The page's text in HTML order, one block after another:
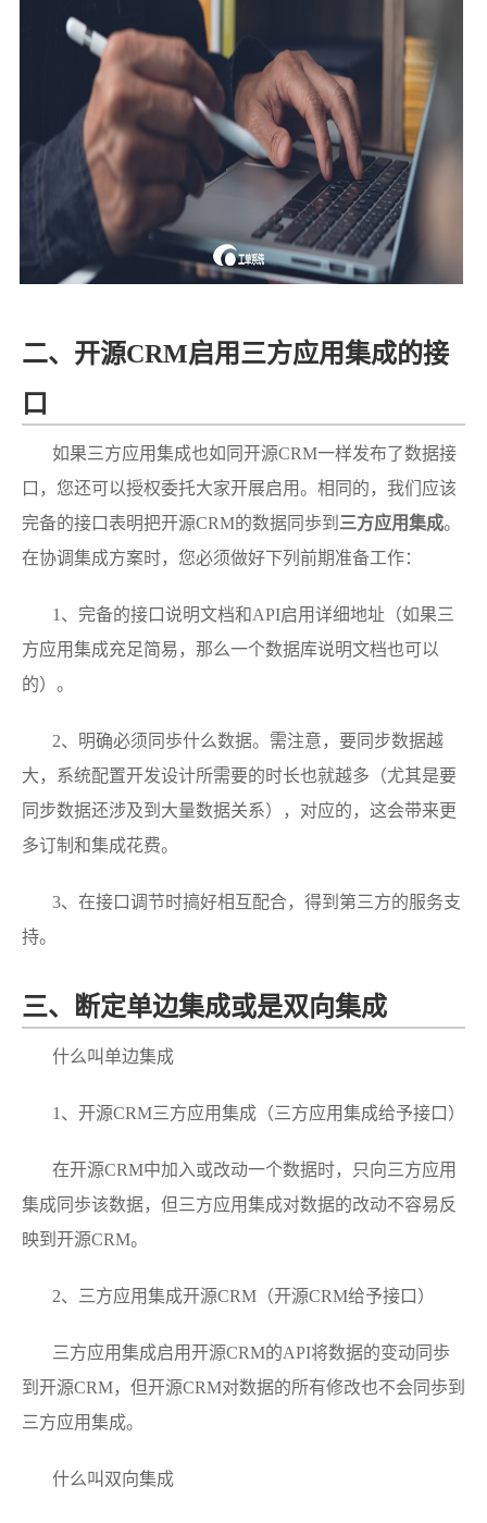
二、开源CRM启用三方应用集成的接
口
如果三方应用集成也如同开源CRM一样发布了数据接
口，您还可以授权委托大家开展启用。相同的，我们应该
完备的接口表明把开源CRM的数据同歩到 三方应用集成。
在协调集成方案时，您必须做好下列前期准备工作：
1、完备的接口说明文档和API启用详细地址（如果三
方应用集成充足简易，那么一个数据库说明文档也可以
的）。
2、明确必须同歩什么数据。需注意，要同步数据越
大，系统配置开发设计所需要的时长也就越多（尤其是要
同步数据还涉及到大量数据关系），对应的，这会带来更
多订制和集成花费。
3、在接口调节时搞好相互配合，得到第三方的服务支
持。
三、断定单边集成或是双向集成
什么叫单边集成
1、开源CRM三方应用集成（三方应用集成给予接口）
在开源CRM中加入或改动一个数据时，只向三方应用
集成同歩该数据，但三方应用集成对数据的改动不容易反
映到开源CRM。
2、三方应用集成开源CRM（开源CRM给予接口）
三方应用集成启用开源CRM的API将数据的变动同歩
到开源CRM，但开源CRM对数据的所有修改也不会同歩到
三方应用集成。
什么叫双向集成